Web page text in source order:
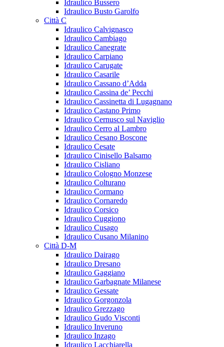
Idraulico Bussero
Idraulico Busto Garolfo
Città C
Idraulico Calvignasco
Idraulico Cambiago
Idraulico Canegrate
Idraulico Carpiano
Idraulico Carugate
Idraulico Casarile
Idraulico Cassano d’Adda
Idraulico Cassina de’ Pecchi
Idraulico Cassinetta di Lugagnano
Idraulico Castano Primo
Idraulico Cernusco sul Naviglio
Idraulico Cerro al Lambro
Idraulico Cesano Boscone
Idraulico Cesate
Idraulico Cinisello Balsamo
Idraulico Cisliano
Idraulico Cologno Monzese
Idraulico Colturano
Idraulico Cormano
Idraulico Cornaredo
Idraulico Corsico
Idraulico Cuggiono
Idraulico Cusago
Idraulico Cusano Milanino
Città D-M
Idraulico Dairago
Idraulico Dresano
Idraulico Gaggiano
Idraulico Garbagnate Milanese
Idraulico Gessate
Idraulico Gorgonzola
Idraulico Grezzago
Idraulico Gudo Visconti
Idraulico Inveruno
Idraulico Inzago
Idraulico Lacchiarella